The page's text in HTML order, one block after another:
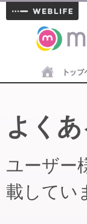
materials
よく
ユーザー
載してい